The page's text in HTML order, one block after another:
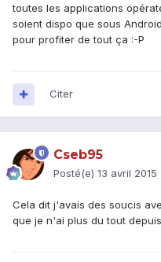
toutes les applications
soient dispo que sous
pour profiter de tout ça :-P
Citer
Cseb95
Posté(e) 13 avril 2015
Cela dit j'avais des soucis
que je n'ai plus du tout